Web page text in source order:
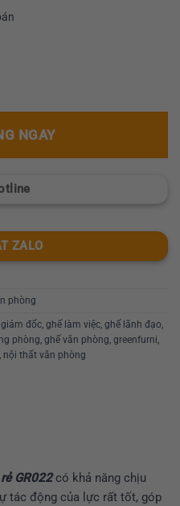
NGAY
ZALO
phòng
đốc, ghế làm việc, ghế lãnh đạo,
phòng, ghế văn phòng, greenfurni,
, nội thất văn phòng
GR022có khả năng chịu
tác động của lực rất tốt, góp